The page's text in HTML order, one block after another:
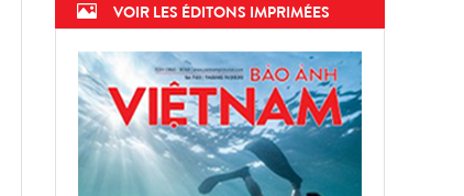
VOIR LES ÉDITONS IMPRIMÉES